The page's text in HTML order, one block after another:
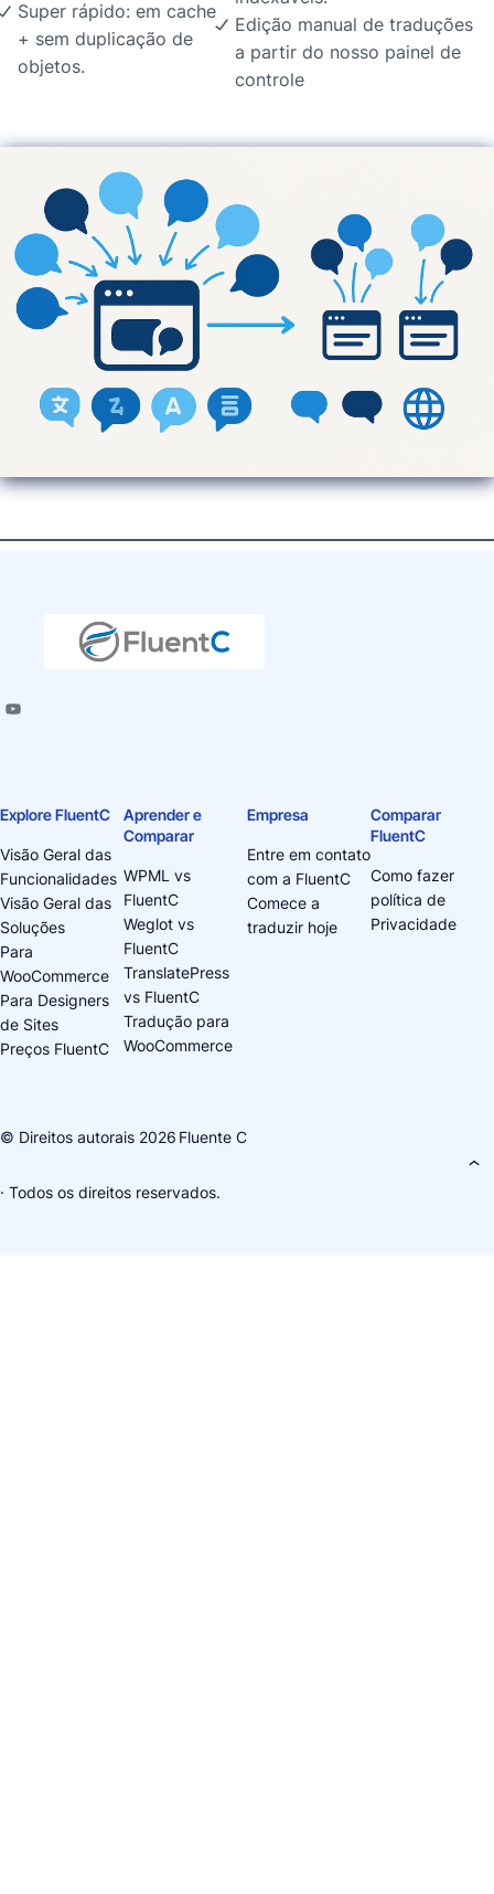
Super rápido: em cache
+ sem duplicação de
objetos.
Edição manual de traduções
a partir do nosso painel de
controle
Explore FluentC
Visão Geral das
Funcionalidades
Visão Geral das
Soluções
Para
WooCommerce
Para Designers
de Sites
Preços FluentC
Aprender e
Comparar
WPML vs
FluentC
Weglot vs
FluentC
TranslatePress
vs FluentC
Tradução para
WooCommerce
Empresa
Entre em contato
com a FluentC
Comece a
traduzir hoje
Comparar
FluentC
Como fazer
política de
Privacidade
© Direitos autorais 2026 Fluente C
· Todos os direitos reservados.